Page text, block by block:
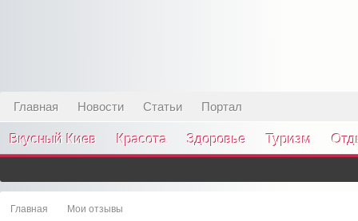
Главная Новости Статьи Портал
Вкусный Киев Красота Здоровье Туризм
Главная Мои отзывы